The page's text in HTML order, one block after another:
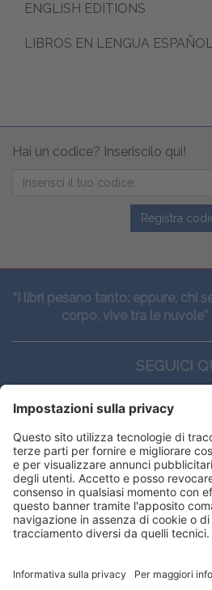
ENGLISH EDITIONS
LIBROS EN LENGUA
Hai un codice? Inseriscilo qui!
Registra
“I libri pesano tanto: eppure, chi
corpo, vive tra le
SEGUICI
CONTATTI
Edi.Ermes
Viale E. Forlanini, 21 -
E-mail:
ORARI
offrirti la migliore